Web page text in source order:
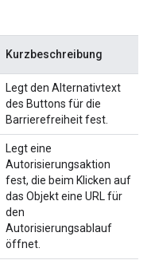
Kurzbeschreibung
Legt den Alternativtext
des Buttons für die
Barrierefreiheit fest.
Legt eine
Autorisierungsaktion
fest, die beim Klicken auf
das Objekt eine URL für
den
Autorisierungsablauf
öffnet.